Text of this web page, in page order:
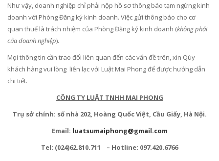
Như vậy, doanh nghiệp chỉ phải nộp hồ sơ thông báo tạm ngừng kinh
doanh với Phòng Đăng ký kinh doanh. Việc gửi thông báo cho cơ
quan thuế là trách nhiệm của Phòng Đăng ký kinh doanh (không phải
của doanh nghiệp).
Mọi thông tin cần trao đổi liên quan đến các vấn đề trên, xin Qúy
khách hàng vui lòng liên lạc với Luật Mai Phong để được hướng dẫn
chi tiết.
CÔNG TY LUẬT TNHH MAI PHONG
Trụ sở chính: số nhà 202, Hoàng Quốc Việt, Cầu Giấy, Hà Nội.
Email: luatsumaiphong@gmail.com
Tel: (024)62.810.711 – Hotline: 097.420.6766